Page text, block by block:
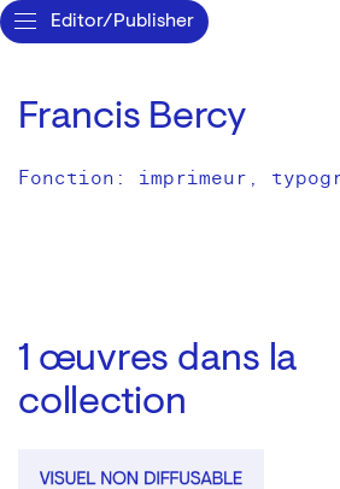
Editor/Publisher
Francis Bercy
Fonction: imprimeur,
1 œuvres dans la
collection